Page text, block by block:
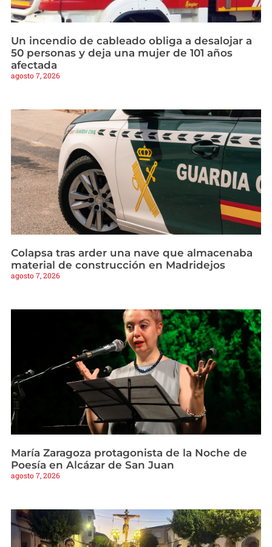
Un incendio de cableado obliga a desalojar a
50 personas y deja una mujer de 101 años
afectada
agosto 7, 2026
Colapsa tras arder una nave que almacenaba
material de construcción en Madridejos
agosto 7, 2026
María Zaragoza protagonista de la Noche de
Poesía en Alcázar de San Juan
agosto 7, 2026